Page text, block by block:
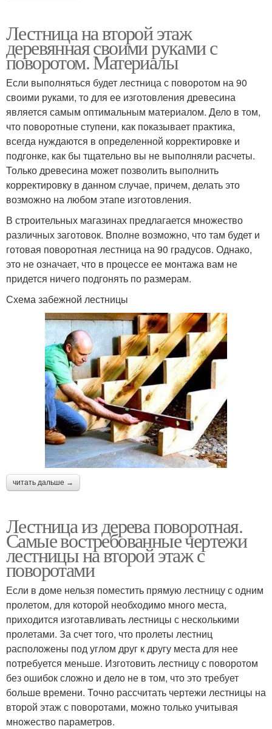
Лестница на второй этаж
деревянная своими руками с
поворотом. Материалы
Если выполняться будет лестница с поворотом на 90
своими руками, то для ее изготовления древесина
является самым оптимальным материалом. Дело в том,
что поворотные ступени, как показывает практика,
всегда нуждаются в определенной корректировке и
подгонке, как бы тщательно вы не выполняли расчеты.
Только древесина может позволить выполнить
корректировку в данном случае, причем, делать это
возможно на любом этапе изготовления.
В строительных магазинах предлагается множество
различных заготовок. Вполне возможно, что там будет и
готовая поворотная лестница на 90 градусов. Однако,
это не означает, что в процессе ее монтажа вам не
придется ничего подгонять по размерам.
Схема забежной лестницы
читать дальше →
Лестница из дерева поворотная.
Самые востребованные чертежи
лестницы на второй этаж с
поворотами
Если в доме нельзя поместить прямую лестницу с одним
пролетом, для которой необходимо много места,
приходится изготавливать лестницы с несколькими
пролетами. За счет того, что пролеты лестниц
расположены под углом друг к другу места для нее
потребуется меньше. Изготовить лестницу с поворотом
без ошибок сложно и дело не в том, что это требует
больше времени. Точно рассчитать чертежи лестницы на
второй этаж с поворотами, можно только учитывая
множество параметров.